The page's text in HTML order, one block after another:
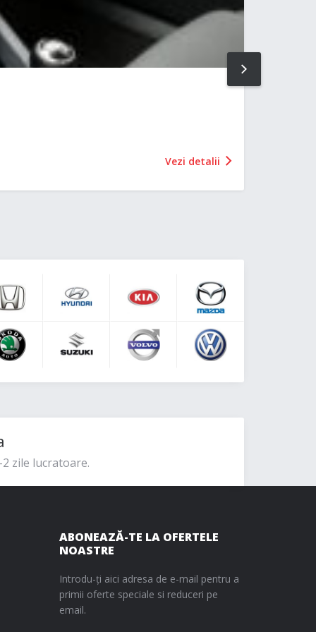
Vezi detalii
NEXT
zile lucratoare.
ABONEAZĂ-TE LA OFERTELE
NOASTRE
Introdu-ți aici adresa de e-mail pentru a
primii oferte speciale si reduceri pe
email.